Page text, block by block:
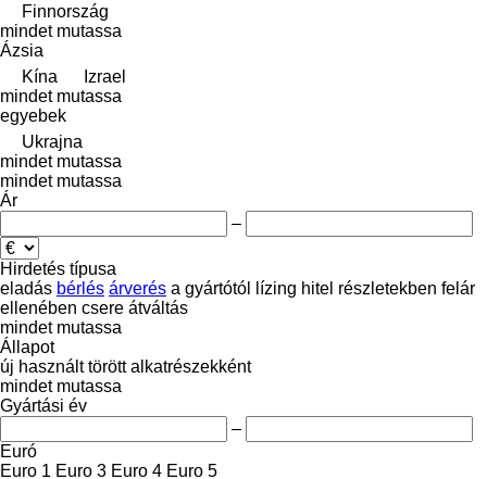
Finnország
mindet mutassa
Ázsia
Kína
Izrael
mindet mutassa
egyebek
Ukrajna
mindet mutassa
mindet mutassa
Ár
–
Hirdetés típusa
eladás bérlés árverés a gyártótól lízing hitel részletekben felár
ellenében csere átváltás
mindet mutassa
Állapot
új használt törött alkatrészekként
mindet mutassa
Gyártási év
–
Euró
Euro 1 Euro 3 Euro 4 Euro 5